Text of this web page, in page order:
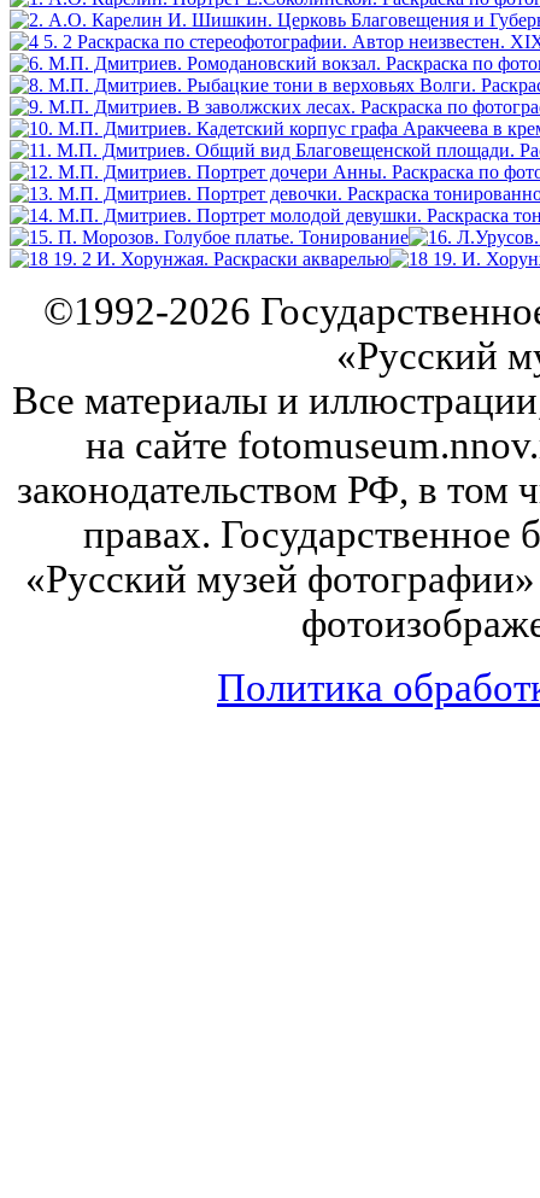
©1992-2026
«Русский
Все материалы и
на сайте
законодательством РФ, в том
правах.
«Русский музей
Политика